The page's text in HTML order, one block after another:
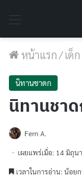
หน้าแรก/เด็ก
นิทานชาดก
นิทานชา
Fern A.
เผยแพร่เมื่อ: 14 มิถุน
เวลาในการอ่าน: น้อย